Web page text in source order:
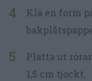
Klä en form
Platta ut
1,5 cm tjockt.